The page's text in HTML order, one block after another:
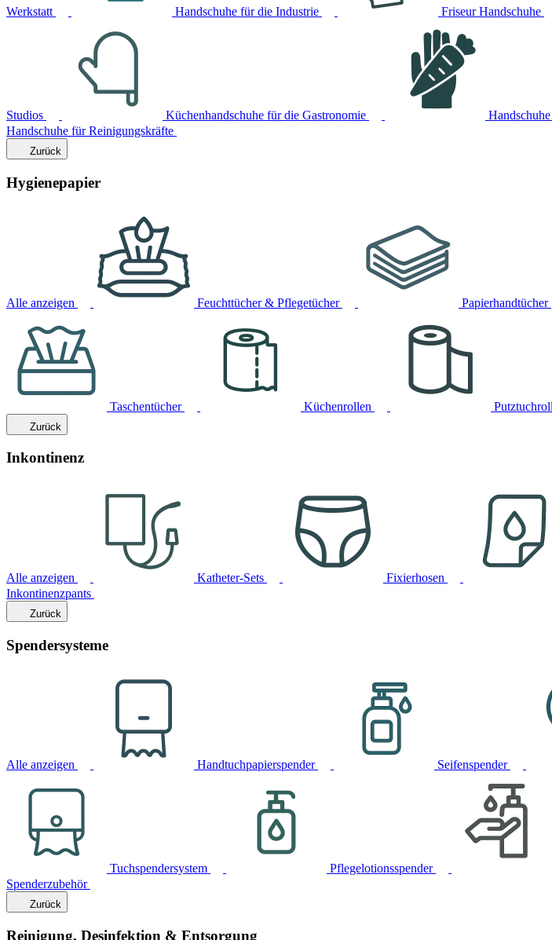
Werkstatt Handschuhe für die Industrie Friseur Handschuhe
Studios Küchenhandschuhe für die Gastronomie
Handschuhe für Reinigungskräfte
Zurück
Hygienepapier
Alle anzeigen Feuchttücher & Pflegetücher Papierhandtücher
Taschentücher Küchenrollen
Zurück
Inkontinenz
Alle anzeigen Katheter-Sets Fixierhosen
Inkontinenzpants
Zurück
Spendersysteme
Alle anzeigen Handtuchpapierspender Seifenspender
Tuchspendersystem Pflegelotionsspender
Spenderzubehör
Zurück
Reinigung, Desinfektion & Entsorgung